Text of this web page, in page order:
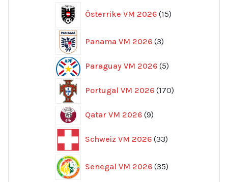
Österrike VM 2026 15
produkter
Panama VM 2026 3
produkter
Paraguay VM 2026 55
Portugal VM 2026 170
produkter
Qatar VM 2026 99
Schweiz VM 2026 33
produkter
Senegal VM 2026 35
produkter